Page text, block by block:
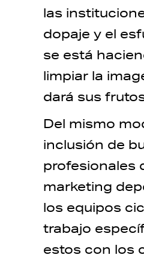
las
dopaje y el
se está
limpiar la
dará sus
Del mismo
inclusión de
profesionales
marketing
los equipos
trabajo
estos con los